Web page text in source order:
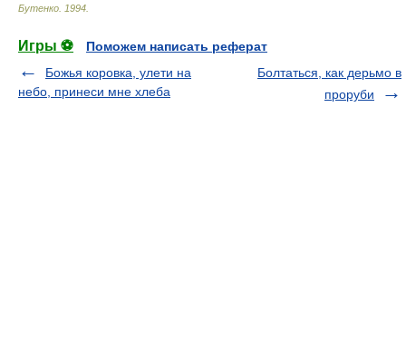
Бутенко 1994
Игры ⚽
Поможем написать реферат
Божья коровка, улети на
небо, принеси мне хлеба
Болтаться, как дерьмо в
проруби